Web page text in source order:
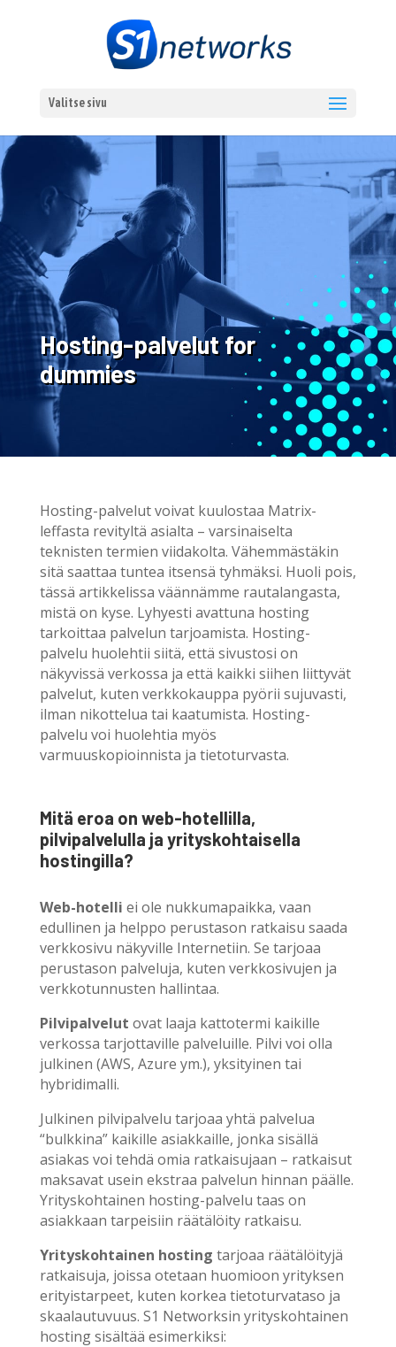
Valitse sivu
Hosting-palvelut for
dummies
Hosting-palvelut voivat kuulostaa Matrix-
leffasta revityltä asialta – varsinaiselta
teknisten termien viidakolta. Vähemmästäkin
sitä saattaa tuntea itsensä tyhmäksi. Huoli pois,
tässä artikkelissa väännämme rautalangasta,
mistä on kyse. Lyhyesti avattuna hosting
tarkoittaa palvelun tarjoamista. Hosting-
palvelu huolehtii siitä, että sivustosi on
näkyvissä verkossa ja että kaikki siihen liittyvät
palvelut, kuten verkkokauppa pyörii sujuvasti,
ilman nikottelua tai kaatumista. Hosting-
palvelu voi huolehtia myös
varmuuskopioinnista ja tietoturvasta.
Mitä eroa on web-hotellilla,
pilvipalvelulla ja yrityskohtaisella
hostingilla?
Web-hotelli ei ole nukkumapaikka, vaan
edullinen ja helppo perustason ratkaisu saada
verkkosivu näkyville Internetiin. Se tarjoaa
perustason palveluja, kuten verkkosivujen ja
verkkotunnusten hallintaa.
Pilvipalvelut ovat laaja kattotermi kaikille
verkossa tarjottaville palveluille. Pilvi voi olla
julkinen (AWS, Azure ym.), yksityinen tai
hybridimalli.
Julkinen pilvipalvelu tarjoaa yhtä palvelua
“bulkkina” kaikille asiakkaille, jonka sisällä
asiakas voi tehdä omia ratkaisujaan – ratkaisut
maksavat usein ekstraa palvelun hinnan päälle.
Yrityskohtainen hosting-palvelu taas on
asiakkaan tarpeisiin räätälöity ratkaisu.
Yrityskohtainen hosting tarjoaa räätälöityjä
ratkaisuja, joissa otetaan huomioon yrityksen
erityistarpeet, kuten korkea tietoturvataso ja
skaalautuvuus. S1 Networksin yrityskohtainen
hosting sisältää esimerkiksi: